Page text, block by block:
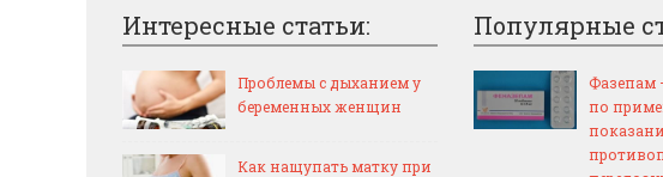
Интересные статьи:
Проблемы с дыханием у
беременных женщин
Как нащупать матку при
Популярные
Фазепам
по